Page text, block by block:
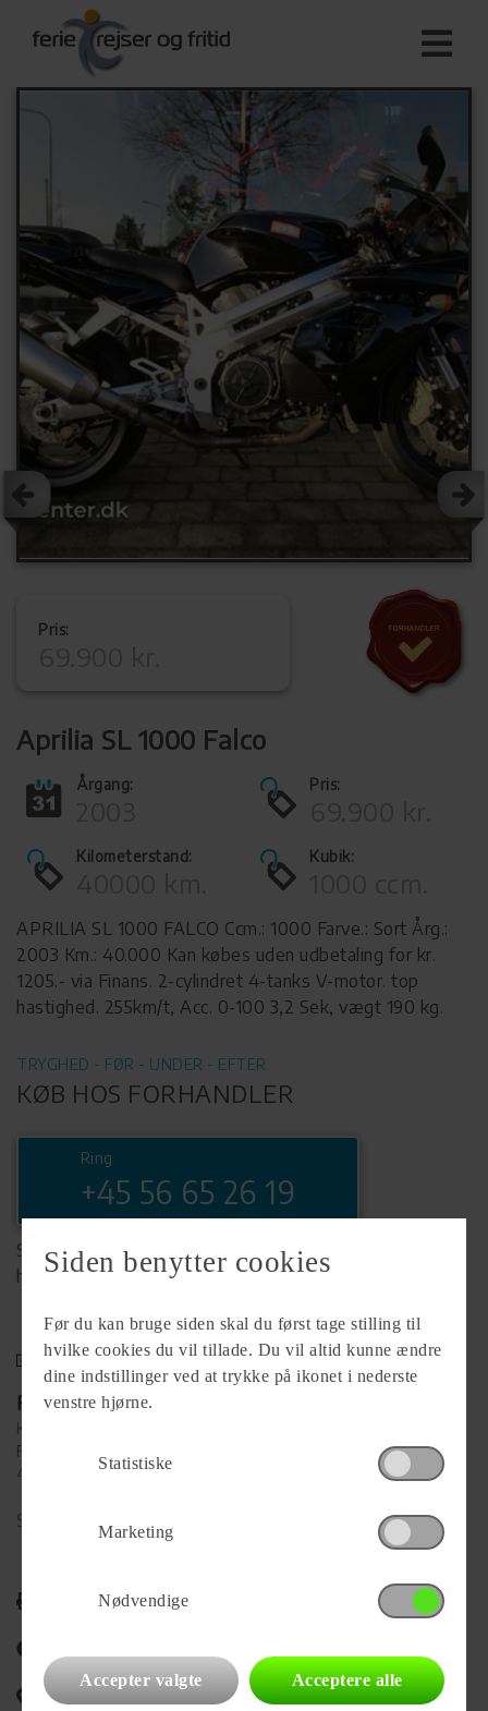
Pris:
Aprilia SL 1000 Falco
Årgang: Pris:
Kilometerstand: Kubik:
APRILIA SL 1000 FALCO Ccm.: 1000 Farve.: Sort Årg.:
2003 Km.: 40.000 Kan købes uden udbetaling for kr.
1205.- via Finans. 2-cylindret 4-tanks V-motor. top
hastighed. 255km/t, Acc. 0-100 3,2 Sek, vægt 190 kg.
TRYGHED - FØR - UNDER - EFTER
KØB HOS FORHANDLER
Ring
+45 56 65 26 19
Se komplet info på forhandlerens
hjemmeside
Forhandler
Køge MC
Falkevej 38
4600 Køge
Se alle 441 vogne for forhandleren
Udskriv
Campingvognens placering
Siden benytter cookies
Før du kan bruge siden skal du først tage stilling til
hvilke cookies du vil tillade. Du vil altid kunne ændre
dine indstillinger ved at trykke på ikonet i nederste
venstre hjørne.
Statistiske
Marketing
Nødvendige
Accepter valgte Acceptere alle